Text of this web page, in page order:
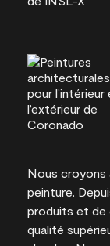
Nous croyons
peinture.
produits et de
qualité